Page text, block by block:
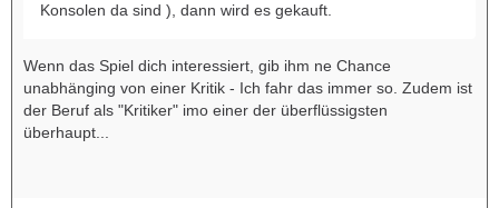
Konsolen da sind ), dann wird es gekauft.
Wenn das Spiel dich interessiert, gib ihm ne Chance
unabhänging von einer Kritik - Ich fahr das immer so. Zudem ist
der Beruf als "Kritiker" imo einer der überflüssigsten
überhaupt...